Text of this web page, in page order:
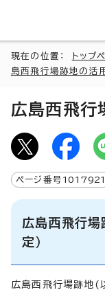
現在の位置： トップ
島西飛行場跡地の活用
広島西飛行
ページ番号 1017921
広島西飛行場
定）
広島西飛行場跡地(